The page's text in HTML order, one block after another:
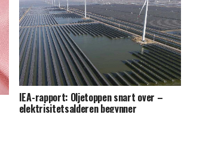
IEA-rapport: Oljetoppen snart over –
elektrisitetsalderen begynner